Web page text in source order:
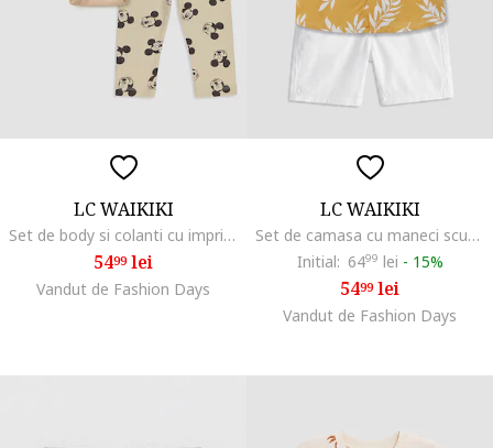
LC WAIKIKI
Set de body si colanti cu imprimeu cu Mickey Mouse - 2 piese, Maro camel
5499lei
Vandut de Fashion Days
LC WAIKIKI
Set de camasa cu maneci scurte si pantaloni scurti - 2 piese, Alb/Portocaliu
Initial: 6499 lei - 15%
5499lei
Vandut de Fashion Days